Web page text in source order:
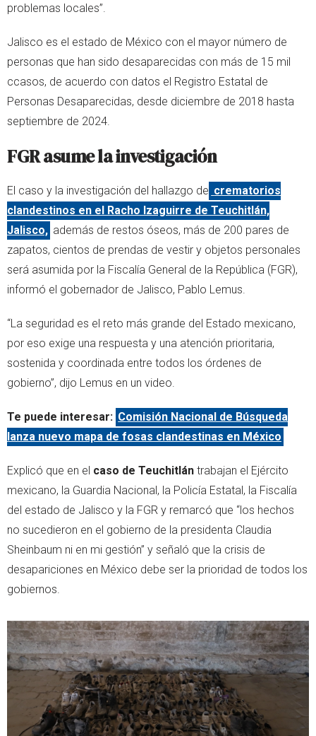
problemas locales”.
Jalisco es el estado de México con el mayor número de
personas que han sido desaparecidas con más de 15 mil
ccasos, de acuerdo con datos el Registro Estatal de
Personas Desaparecidas, desde diciembre de 2018 hasta
septiembre de 2024.
FGR asume la investigación
El caso y la investigación del hallazgo de crematorios
clandestinos en el Racho Izaguirre de Teuchitlán,
Jalisco, además de restos óseos, más de 200 pares de
zapatos, cientos de prendas de vestir y objetos personales
será asumida por la Fiscalía General de la República (FGR),
informó el gobernador de Jalisco, Pablo Lemus.
“La seguridad es el reto más grande del Estado mexicano,
por eso exige una respuesta y una atención prioritaria,
sostenida y coordinada entre todos los órdenes de
gobierno”, dijo Lemus en un video.
Te puede interesar: Comisión Nacional de Búsqueda
lanza nuevo mapa de fosas clandestinas en México
Explicó que en el caso de Teuchitlán trabajan el Ejército
mexicano, la Guardia Nacional, la Policía Estatal, la Fiscalía
del estado de Jalisco y la FGR y remarcó que “los hechos
no sucedieron en el gobierno de la presidenta Claudia
Sheinbaum ni en mi gestión” y señaló que la crisis de
desapariciones en México debe ser la prioridad de todos los
gobiernos.